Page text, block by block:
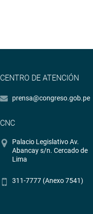
CENTRO DE ATENCIÓN
prensa@congreso.gob.pe
CNC
Palacio Legislativo Av.
Abancay s/n. Cercado de
Lima
311-7777 (Anexo 7541)